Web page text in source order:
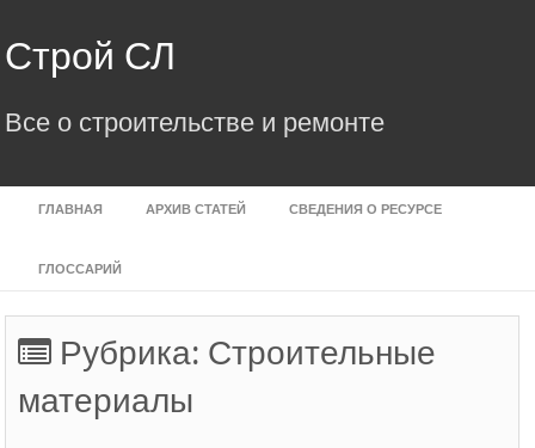
to
content
Строй СЛ
Все о строительстве и ремонте
ГЛАВНАЯ АРХИВ СТАТЕЙ СВЕДЕНИЯ О РЕСУРСЕ
ГЛОССАРИЙ
Рубрика: Строительные
материалы